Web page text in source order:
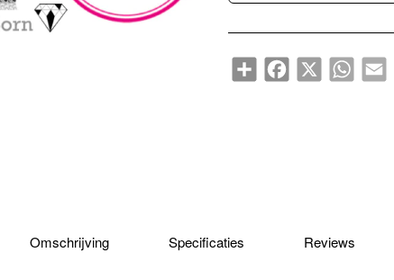
ShareFacebook
X
Omschrijving Specificaties Reviews